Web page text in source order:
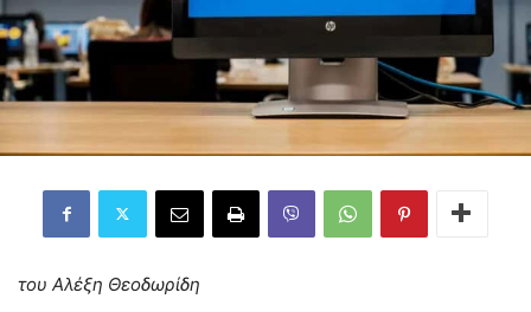
του Αλέξη Θεοδωρίδη